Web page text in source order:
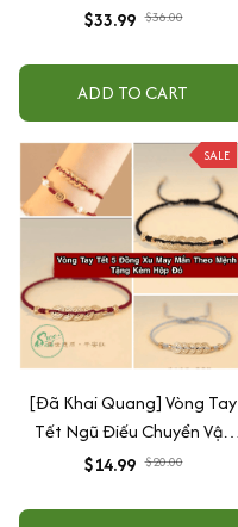
Hum (tặng kèm cọ, màu)
$33.99 $36.00
ADD TO CART
SALE
[Đã Khai Quang] Vòng Tay
Tết Ngũ Điếu Chuyển Vận
May Mắn Bình An Theo Mệnh
$14.99 $20.00